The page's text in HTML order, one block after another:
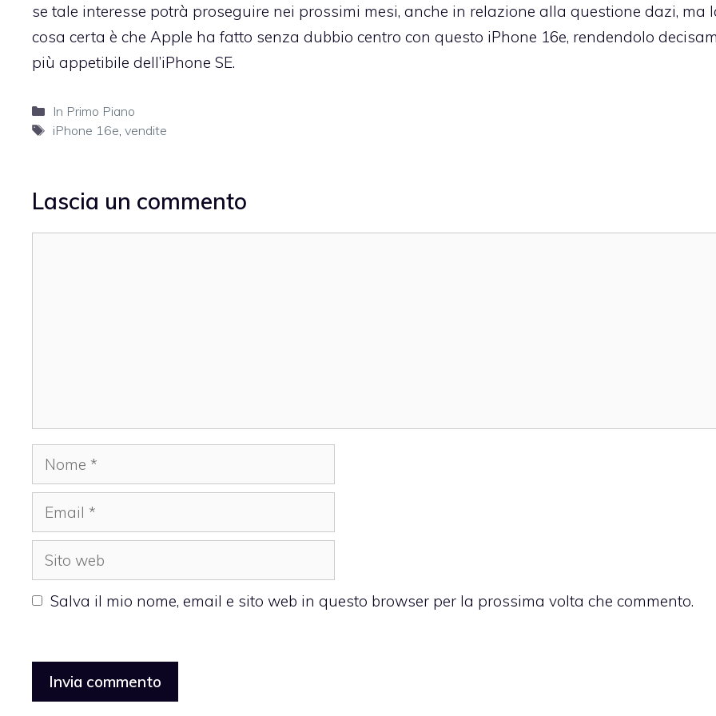
se tale interesse potrà proseguire nei prossimi mesi, anche in relazione alla questione dazi, ma
cosa certa è che Apple ha fatto senza dubbio centro con questo iPhone 16e, rendendolo
più appetibile dell’iPhone SE.
Categorie
In Primo Piano
Tag
iPhone 16e vendite
Lascia un commento
Nome
Email
Sito
web
Salva il mio nome, email e sito web in questo browser per la prossima volta che commento.